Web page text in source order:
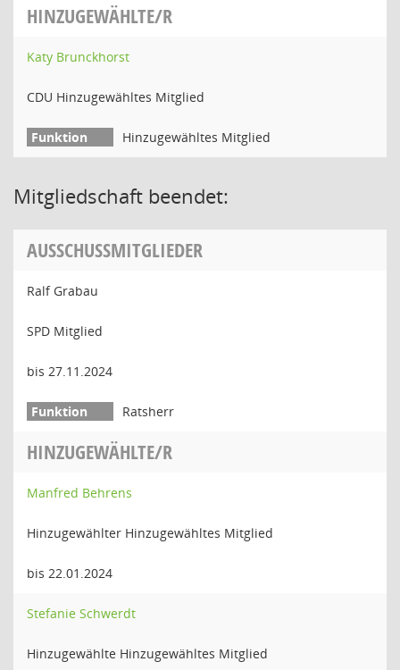
HINZUGEWÄHLTE/R
Katy Brunckhorst
CDU Hinzugewähltes Mitglied
Hinzugewähltes Mitglied
Mitgliedschaft beendet:
AUSSCHUSSMITGLIEDER
Ralf Grabau
SPD Mitglied
bis 27.11.2024
Ratsherr
HINZUGEWÄHLTE/R
Manfred Behrens
Hinzugewählter Hinzugewähltes Mitglied
bis 22.01.2024
Stefanie Schwerdt
Hinzugewählte Hinzugewähltes Mitglied